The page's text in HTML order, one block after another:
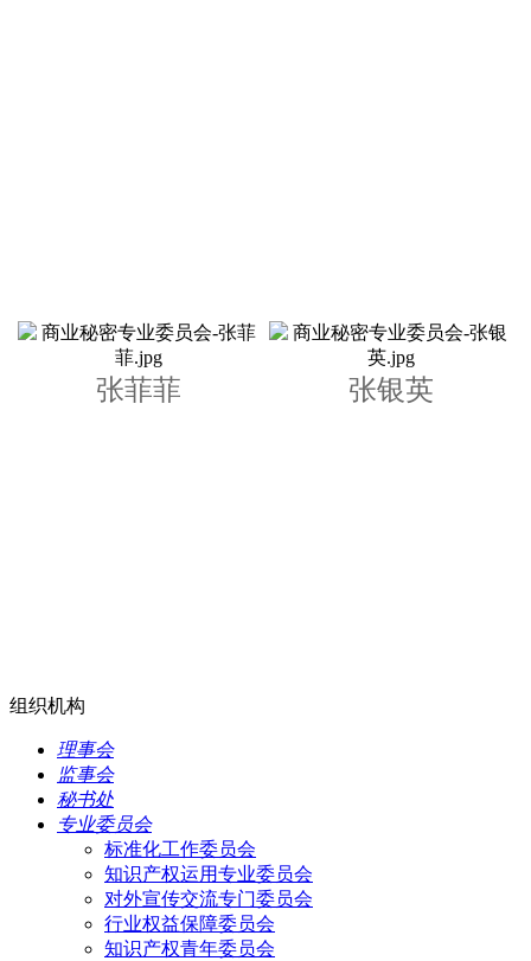
张菲菲 张银英
组织机构
理事会
监事会
秘书处
专业委员会
标准化工作委员会
知识产权运用专业委员会
对外宣传交流专门委员会
行业权益保障委员会
知识产权青年委员会